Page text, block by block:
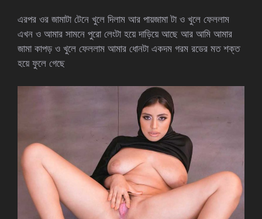
এরপর ওর জামাটা টেনে খুলে দিলাম আর পায়জামা টা ও খুলে ফেললাম
এখন ও আমার সামনে পুরো লেংটা হয়ে দাড়িয়ে আছে আর আমি আমার
জামা কাপড় ও খুলে ফেললাম আমার ধোনটা একদম গরম রডের মত শক্ত
হয়ে ফুলে গেছে